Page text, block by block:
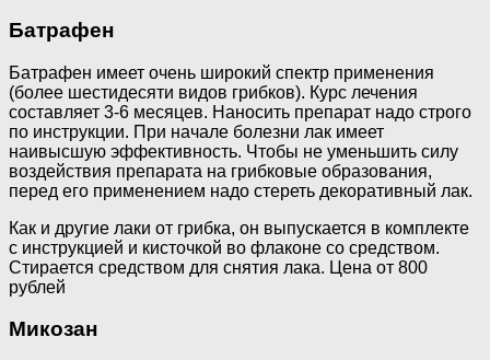
Батрафен
Батрафен имеет очень широкий спектр применения
(более шестидесяти видов грибков). Курс лечения
составляет 3-6 месяцев. Наносить препарат надо строго
по инструкции. При начале болезни лак имеет
наивысшую эффективность. Чтобы не уменьшить силу
воздействия препарата на грибковые образования,
перед его применением надо стереть декоративный лак.
Как и другие лаки от грибка, он выпускается в комплекте
с инструкцией и кисточкой во флаконе со средством.
Стирается средством для снятия лака. Цена от 800
рублей
Микозан